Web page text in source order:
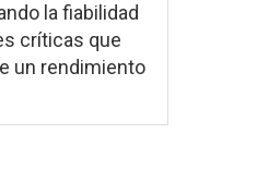
la fiabilidad
críticas que
un rendimiento